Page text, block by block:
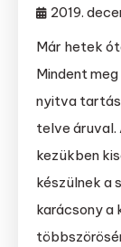
2019.
Már hetek
Mindent
nyitva
telve áruval.
kezükben
készülnek a
karácsony a